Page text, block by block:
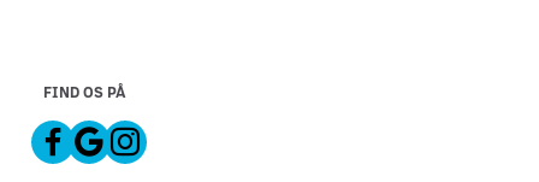
FIND OS PÅ